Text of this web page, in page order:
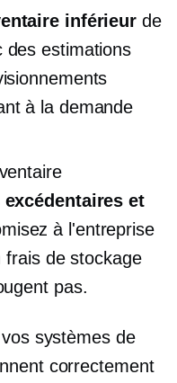
inférieur de
des estimations
à la demande
et
à l'entreprise
frais de stockage
pas.
systèmes de
correctement